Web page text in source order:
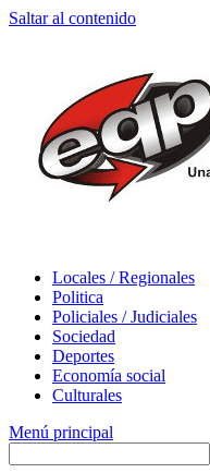
Saltar al contenido
Locales / Regionales
Politica
Policiales / Judiciales
Sociedad
Deportes
Economía social
Culturales
Menú principal